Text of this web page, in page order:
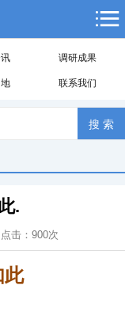
调研成果
联系我们
.
点击： 900次
此